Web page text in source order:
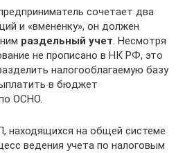
сочетает два
и «вмененку», он должен
раздельный учет. Несмотря
не прописано в НК РФ, это
налогооблагаемую базу
в бюджет
ОСНО.
находящихся на общей системе
ведения учета по налоговым